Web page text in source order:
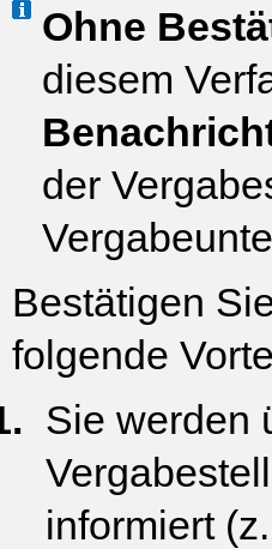
Info
Ohne
diesem
der
Bestätigen
folgende
Sie werden
informiert